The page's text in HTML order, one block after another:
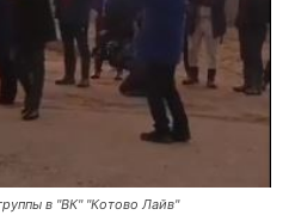
в "ВК" "Котово Лайв"